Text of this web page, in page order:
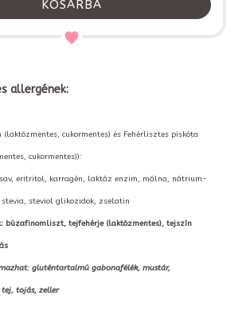
KOSÁRBA
allergének:
(laktózmentes, cukormentes) és Fehérlisztes piskóta
cukormentes)):
eritritol, karragén, laktáz enzim, málna, nátrium-
stevia, steviol glikozidok, zselatin
búzafinomliszt, tejfehérje (laktózmentes), tejszín
gluténtartalmú gabonafélék, mustár,
tej, tojás, zeller